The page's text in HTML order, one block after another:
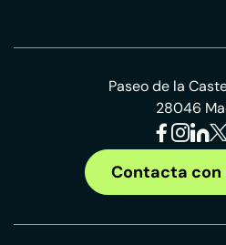
Paseo de la
28046
Contacta con